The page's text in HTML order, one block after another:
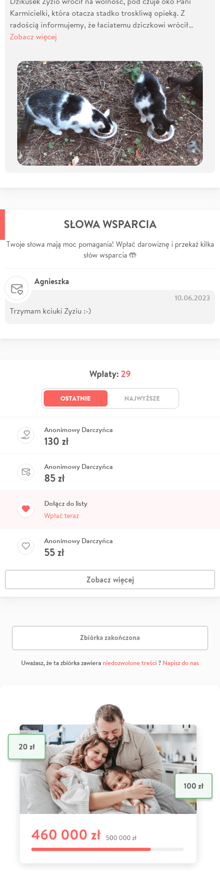
Karmicielki, która otacza stadko troskliwą opieką. Z
radością informujemy, że łaciatemu dziczkowi wrócił…
Zobacz więcej
SŁOWA WSPARCIA
Twoje słowa mają moc pomagania! Wpłać darowiznę i przekaż kilka
słów wsparcia 🤲
Agnieszka
10.06.2023
Trzymam kciuki Zyziu :-)
Wpłaty: 29
OSTATNIE NAJWYŻSZE
Anonimowy Darczyńca
130 zł
Anonimowy Darczyńca
85zł
Dołącz do listy
Wpłać teraz
Anonimowy Darczyńca
55zł
Zobacz więcej
Zbiórka zakończona
Uważasz, że ta zbiórka zawiera niedozwolone treści? Napisz do nas